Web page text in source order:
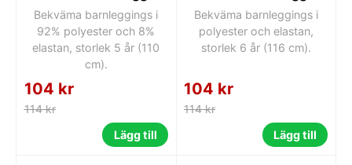
Bekväma barnleggings i
92% polyester och 8%
elastan, storlek 5 år (110
cm).
104 kr
114 kr
Lägg till
Bekväma barnleggings i
polyester och elastan,
storlek 6 år (116 cm).
104 kr
114 kr
Lägg till